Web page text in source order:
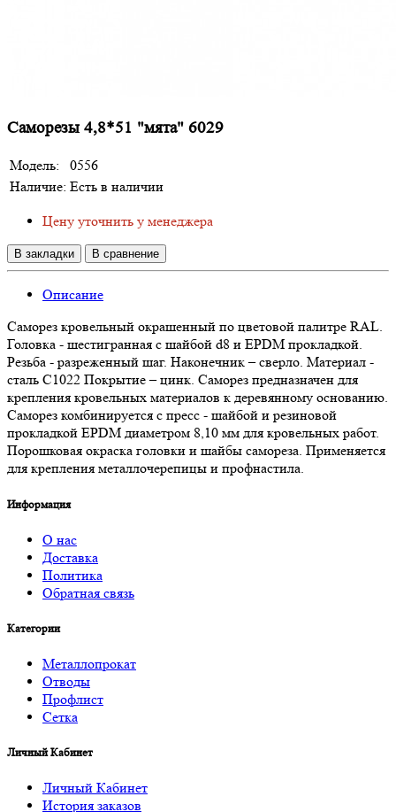
Саморезы 4,8*51 "мята" 6029
Модель:
0556
Наличие: Есть в наличии
Цену уточнить у менеджера
В закладки В сравнение
Описание
Саморез кровельный окрашенный по цветовой палитре RAL.
Головка - шестигранная с шайбой d8 и EPDM прокладкой.
Резьба - разреженный шаг. Наконечник – сверло. Материал -
сталь С1022 Покрытие – цинк. Саморез предназначен для
крепления кровельных материалов к деревянному основанию.
Саморез комбинируется с пресс - шайбой и резиновой
прокладкой EPDM диаметром 8,10 мм для кровельных работ.
Порошковая окраска головки и шайбы самореза. Применяется
для крепления металлочерепицы и профнастила.
Информация
О нас
Доставка
Политика
Обратная связь
Категории
Металлопрокат
Отводы
Профлист
Сетка
Личный Кабинет
Личный Кабинет
История заказов